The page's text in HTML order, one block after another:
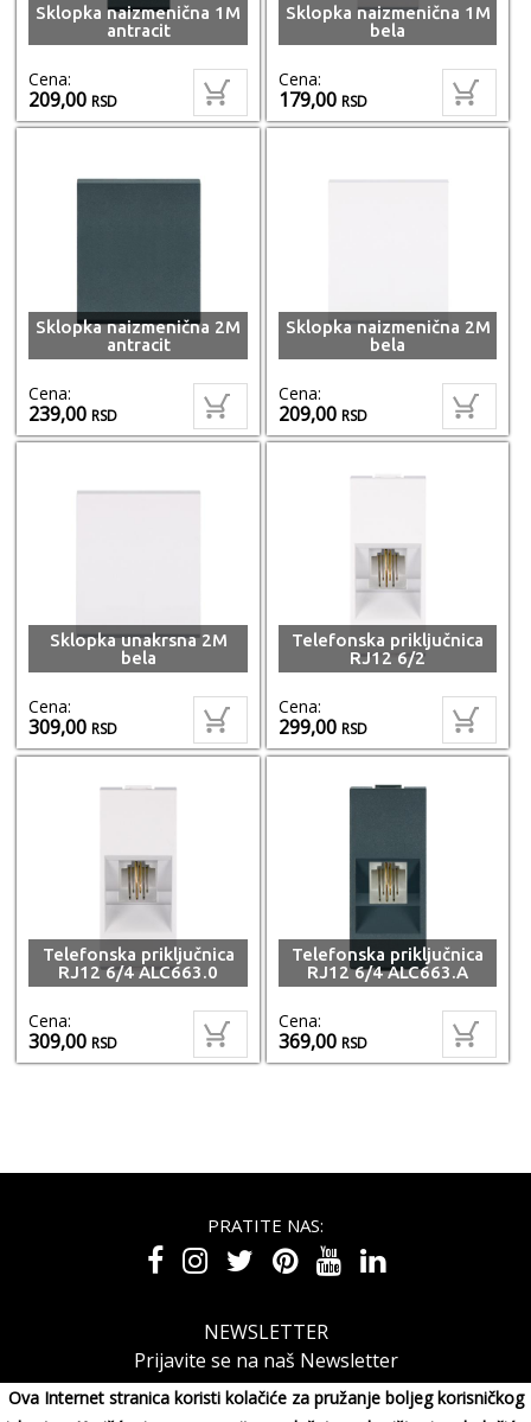
Ova Internet stranica koristi kolačiće za pružanje boljeg korisničkog
Sklopka naizmenična 1M
antracit
Cena:
209,00RSD
Sklopka naizmenična 1M
bela
Cena:
179,00RSD
Sklopka naizmenična 2M
antracit
Cena:
239,00RSD
Sklopka naizmenična 2M
bela
Cena:
209,00RSD
Sklopka unakrsna 2M
bela
Cena:
309,00RSD
Telefonska priključnica
RJ12 6/2
Cena:
299,00RSD
Telefonska priključnica
RJ12 6/4 ALC663.0
Cena:
309,00RSD
Telefonska priključnica
RJ12 6/4 ALC663.A
Cena:
369,00RSD
PRATITE NAS:
NEWSLETTER
Prijavite se na naš Newsletter